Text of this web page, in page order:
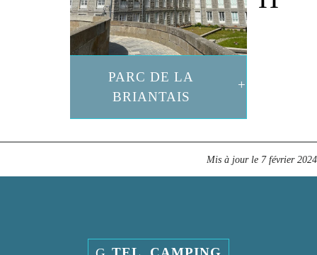
PARC DE LA
BRIANTAIS
Mis à jour le 7 février 2024